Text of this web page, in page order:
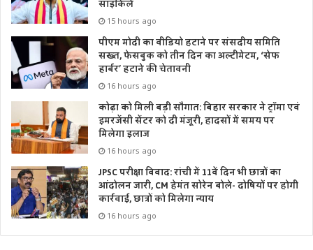
साइकिलें
15 hours ago
पीएम मोदी का वीडियो हटाने पर संसदीय समिति
सख्त, फेसबुक को तीन दिन का अल्टीमेटम, ‘सेफ
हार्बर’ हटाने की चेतावनी
16 hours ago
कोढ़ा को मिली बड़ी सौगात: बिहार सरकार ने ट्रॉमा एवं
इमरजेंसी सेंटर को दी मंजूरी, हादसों में समय पर
मिलेगा इलाज
16 hours ago
JPSC परीक्षा विवाद: रांची में 11वें दिन भी छात्रों का
आंदोलन जारी, CM हेमंत सोरेन बोले- दोषियों पर होगी
कार्रवाई, छात्रों को मिलेगा न्याय
16 hours ago